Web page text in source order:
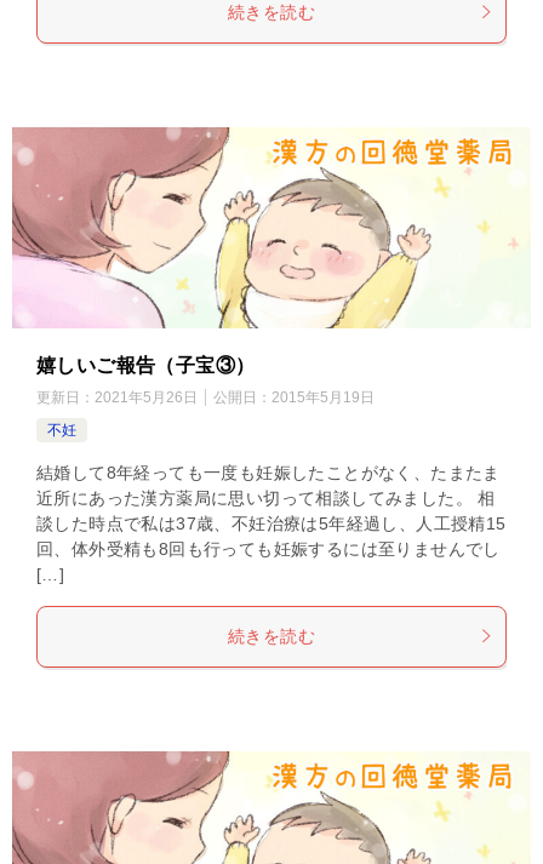
続きを読む
嬉しいご報告（子宝③）
更新日： 2021年5月26日 公開日： 2015年5月19日
不妊
結婚して8年経っても一度も妊娠したことがなく、たまたま
近所にあった漢方薬局に思い切って相談してみました。 相
談した時点で私は37歳、不妊治療は5年経過し、人工授精15
回、体外受精も8回も行っても妊娠するには至りませんでし
[…]
続きを読む